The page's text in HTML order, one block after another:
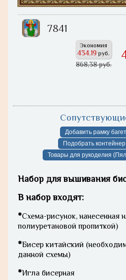
7841
Экономия
434.19 руб.
868,38 руб.
Добавить рамку
Подобрать
Товары для рукоделия
Набор для вышивания
В набор входят:
*Схема-рисунок, нанесенная
полиуретановой пропиткой)
*Бисер китайский
данной схемы)
*Игла бисерная